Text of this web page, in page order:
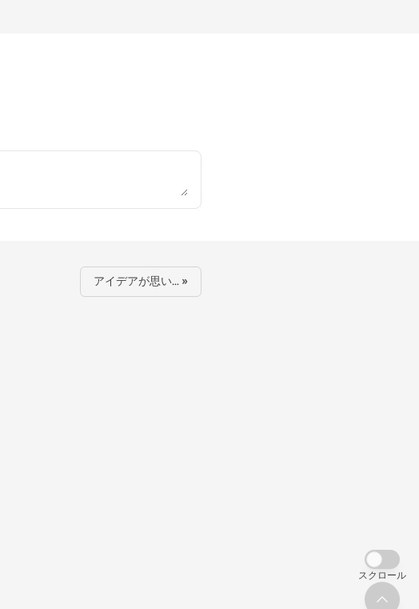
アイデアが思い… »
スクロール